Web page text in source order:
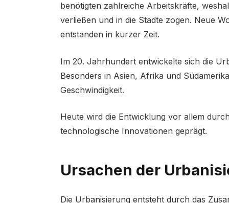
benötigten zahlreiche Arbeitskräfte,
verließen und in die Städte zogen. Neue
entstanden in kurzer Zeit.
Im 20. Jahrhundert entwickelte sich die
Besonders in Asien, Afrika und
Geschwindigkeit.
Heute wird die Entwicklung vor allem
technologische Innovationen geprägt.
Ursachen der
Die Urbanisierung entsteht durch das